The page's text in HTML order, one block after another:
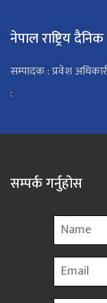
नेपाल राष्ट्रिय दैनिक
सम्पादक : प्रवेश
:
सम्पर्क गर्नुहोस
Name
Email